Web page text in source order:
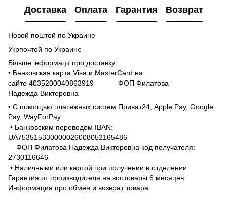
Доставка Оплата Гарантия Возврат
Новой поштой по Украине
Укрпочтой по Украине
Більше інформації про доставку
• Банковская карта Visa и MasterCard на
сайте 4035200040863919 ФОП Филатова
Надежда Викторовна
• С помощью платежных систем Приват24, Apple Pay, Google
Pay, WayForPay
• Банковским переводом IBAN:
UA753515330000026008052165486
ФОП Филатова Надежда Викторовна код получателя:
2730116646
• Наличными или картой при получении в отделении
Гарантия от производителя на зоотовары 6 месяцев
Информация про обмен и возврат товара